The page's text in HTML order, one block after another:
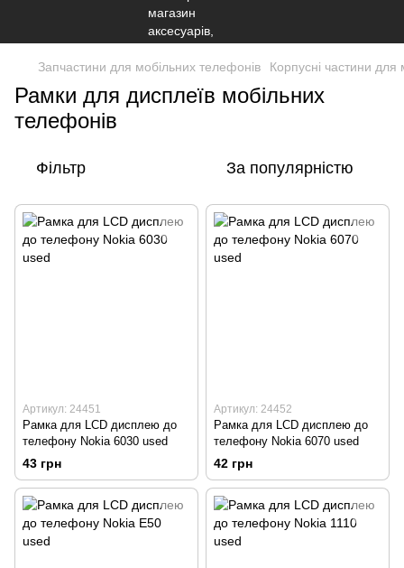
Запчастини для мобільних телефонів Корпусні частини для
Рамки для дисплеїв мобільних
телефонів
Фільтр За популярністю
Артикул: 24451
Рамка для LCD дисплею до
телефону Nokia 6030 used
43 грн
Артикул: 24452
Рамка для LCD дисплею до
телефону Nokia 6070 used
42 грн